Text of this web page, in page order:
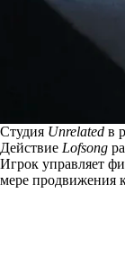
Студия Unrelated в
Действие Lofsong
Игрок управляет
мере продвижения